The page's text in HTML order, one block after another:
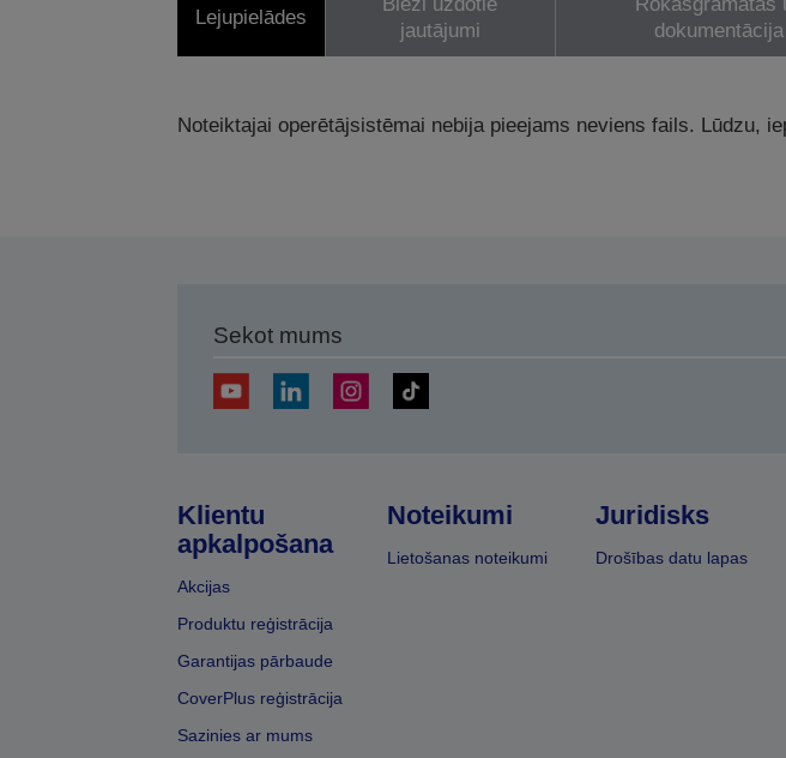
Lejupielādes
jautājumi
dokumentācija
Noteiktajai operētājsistēmai nebija pieejams neviens fails. Lūdzu,
Sekot mums
Klientu
apkalpošana
Akcijas
Produktu reģistrācija
Garantijas pārbaude
CoverPlus reģistrācija
Sazinies ar mums
Noteikumi
Lietošanas noteikumi
Juridisks
Drošības datu lapas